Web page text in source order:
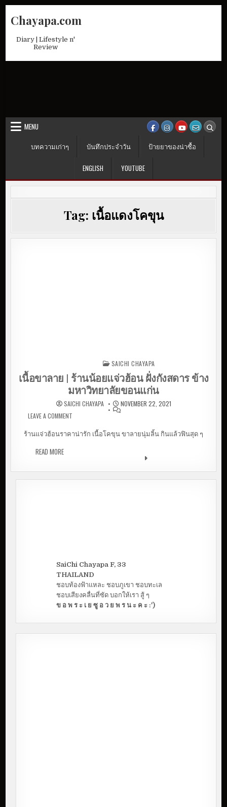
Chayapa.com
Diary | Lifestyle n'
Review
MENU
บทความเก่าๆ
บันทึกประจำวัน ป้ายยาของน่าซื้อ
ENGLISH YOUTUBE
Tag: เนื้อแดงโคขุน
SAICHI CHAYAPA
เนื้อขาลาย | ร้านน้อยแจ่วฮ้อน ฝั่งกังสดาร ข้าง
มหาวิทยาลัยขอนแก่น
SAICHI CHAYAPA
NOVEMBER 22, 2021
LEAVE A COMMENTON เนื้อขาลาย | ร้านน้อยแจ่วฮ้อน ฝั่งกังสดาร ข้าง
ร้านแจ่วฮ้อนราคาน่ารัก เนื้อโคขุน ขาลายนุ่มลิ้น กินแล้วฟินสุด ๆ
READ MOREเนื้อขาลาย | ร้านน้อยแจ่วฮ้อน ฝั่งกังสดาร ข้าง
SaiChi Chayapa F, 33
THAILAND
ชอบท้องฟ้าแหละ ชอบภูเขา ชอบทะเล
ชอบเสียงคลื่นที่ซัด บอกให้เรา สู้ ๆ
ข อ พ ร ะ เ ย ซู อ ว ย พ ร น ะ ค ะ :')